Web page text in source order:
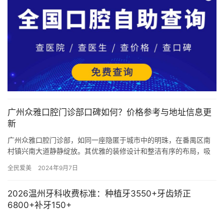
广州众雅口腔门诊部口碑如何？价格参考与地址信息更
新
广州众雅口腔门诊部，如同一座隐匿于城市中的明珠，在番禺区南
村镇兴南大道静静绽放。其优雅的装修设计和整洁有序的布局，吸
201…
全民爱美 2024年9月7日
2026温州牙科收费标准：种植牙3550+牙齿矫正
6800+补牙150+